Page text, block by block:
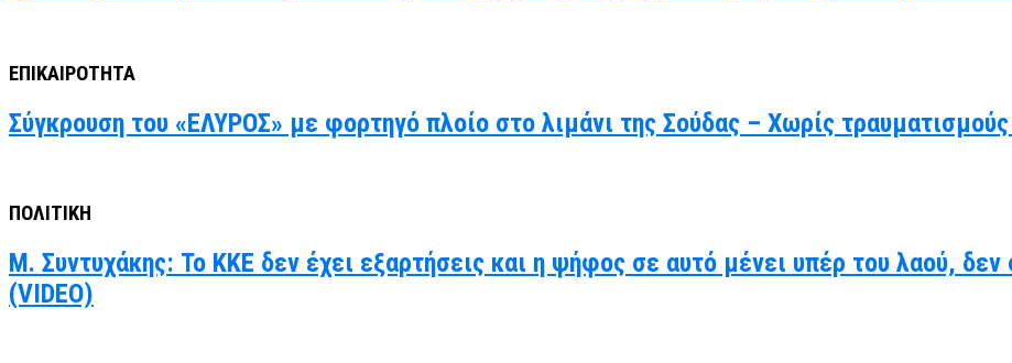
ΕΠΙΚΑΙΡΟΤΗΤΑ
Σύγκρουση του «ΕΛΥΡΟΣ» με φορτηγό πλοίο στο λιμάνι της Σούδας – Χωρίς
ΠΟΛΙΤΙΚΗ
Μ. Συντυχάκης: Το ΚΚΕ δεν έχει εξαρτήσεις και η ψήφος σε αυτό μένει υπέρ του λαού, δεν
(VIDEO)